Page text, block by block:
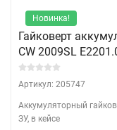
Новинка!
Гайковерт
CW 2009SL
Артикул: 205747
Аккумуляторный
ЗУ, в кейсе